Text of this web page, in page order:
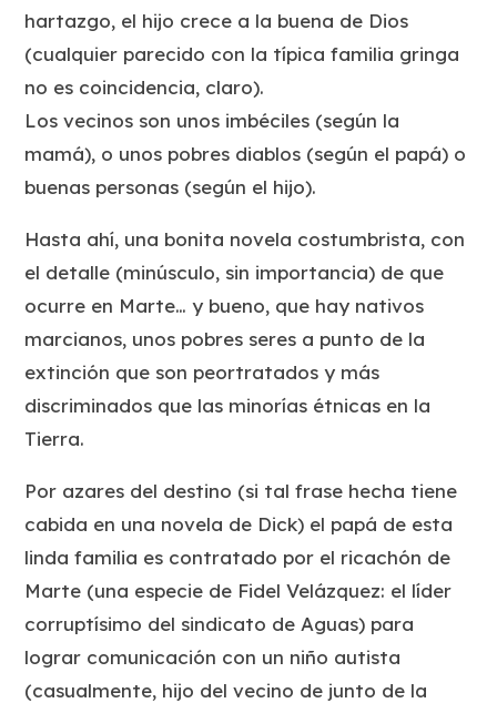
hartazgo, el hijo crece a la buena de Dios
(cualquier parecido con la típica familia gringa
no es coincidencia, claro).
Los vecinos son unos imbéciles (según la
mamá), o unos pobres diablos (según el papá) o
buenas personas (según el hijo).
Hasta ahí, una bonita novela costumbrista, con
el detalle (minúsculo, sin importancia) de que
ocurre en Marte… y bueno, que hay nativos
marcianos, unos pobres seres a punto de la
extinción que son peortratados y más
discriminados que las minorías étnicas en la
Tierra.
Por azares del destino (si tal frase hecha tiene
cabida en una novela de Dick) el papá de esta
linda familia es contratado por el ricachón de
Marte (una especie de Fidel Velázquez: el líder
corruptísimo del sindicato de Aguas) para
lograr comunicación con un niño autista
(casualmente, hijo del vecino de junto de la